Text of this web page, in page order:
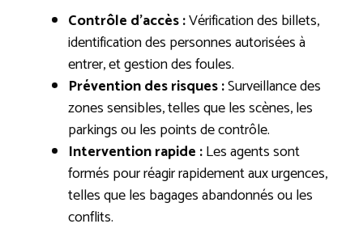
Contrôle d’accès :Vérification des billets,
identification des personnes autorisées à
entrer, et gestion des foules.
Prévention des risques :Surveillance des
zones sensibles, telles que les scènes, les
parkings ou les points de contrôle.
Intervention rapide :Les agents sont
formés pour réagir rapidement aux urgences,
telles que les bagages abandonnés ou les
conflits.